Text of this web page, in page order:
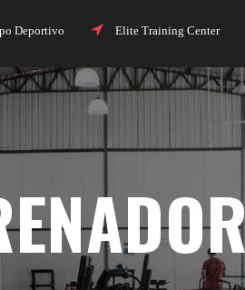
Deportivo Elite Training Center